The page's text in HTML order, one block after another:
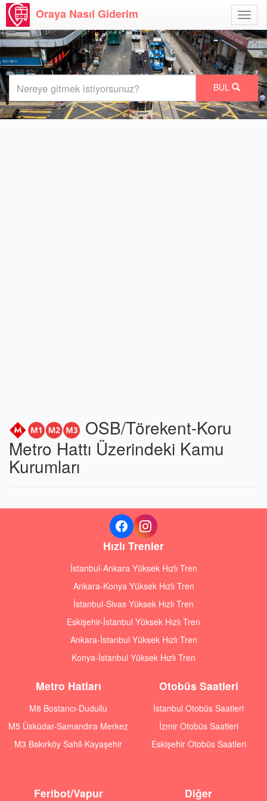
Aç
Oraya Nasıl Giderim
BUL
OSB/Törekent-Koru
Metro Hattı Üzerindeki Kamu
Kurumları
Hızlı Trenler
İstanbul-Ankara Yüksek Hızlı Tren
Ankara-Konya Yüksek Hızlı Tren
İstanbul-Sivas Yüksek Hızlı Tren
Eskişehir-İstanbul Yüksek Hızlı Tren
Ankara-İstanbul Yüksek Hızlı Tren
Konya-İstanbul Yüksek Hızlı Tren
Metro Hatları
M8 Bostancı-Dudullu
M5 Üsküdar-Samandıra Merkez
M3 Bakırköy Sahil-Kayaşehir
Otobüs Saatleri
İstanbul Otobüs Saatleri
İzmir Otobüs Saatleri
Eskişehir Otobüs Saatleri
Feribot/Vapur Diğer